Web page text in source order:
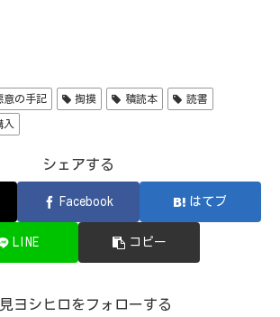
意の手記 掏摸 積読本 読書
入
シェアする
Facebook はてブ
LINE コピー
ヨシヒロをフォローする